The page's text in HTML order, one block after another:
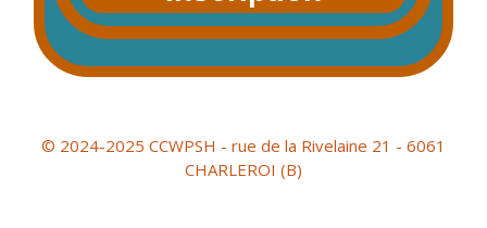
© 2024-2025 CCWPSH - rue de la Rivelaine 21 - 6061
CHARLEROI (B)